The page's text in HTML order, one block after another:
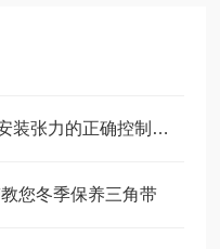
张力过大伤轴承？进口同步带安装张力的正确控制方法
您冬季保养三角带